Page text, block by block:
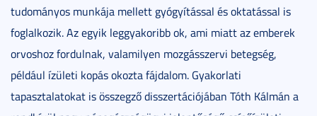
tudományos munkája mellett gyógyítással és oktatással is
foglalkozik. Az egyik leggyakoribb ok, ami miatt az emberek
orvoshoz fordulnak, valamilyen mozgásszervi betegség,
például ízületi kopás okozta fájdalom. Gyakorlati
tapasztalatokat is összegző disszertációjában Tóth Kálmán a